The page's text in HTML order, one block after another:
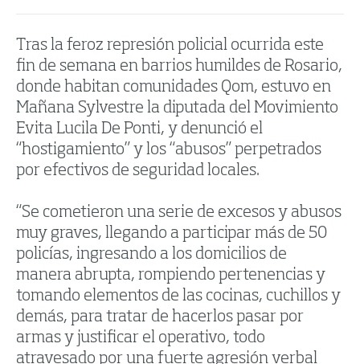
Tras la feroz represión policial ocurrida este
fin de semana en barrios humildes de Rosario,
donde habitan comunidades Qom, estuvo en
Mañana Sylvestre la diputada del Movimiento
Evita Lucila De Ponti, y denunció el
“hostigamiento” y los “abusos” perpetrados
por efectivos de seguridad locales.
“Se cometieron una serie de excesos y abusos
muy graves, llegando a participar más de 50
policías, ingresando a los domicilios de
manera abrupta, rompiendo pertenencias y
tomando elementos de las cocinas, cuchillos y
demás, para tratar de hacerlos pasar por
armas y justificar el operativo, todo
atravesado por una fuerte agresión verbal